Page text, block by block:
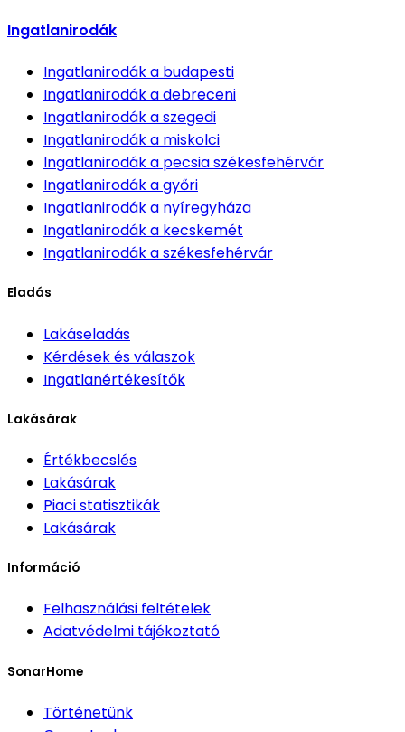
Ingatlanirodák
Ingatlanirodáka budapesti
Ingatlanirodáka debreceni
Ingatlanirodáka szegedi
Ingatlanirodáka miskolci
Ingatlanirodáka pecsia székesfehérvár
Ingatlanirodáka győri
Ingatlanirodáka nyíregyháza
Ingatlanirodáka kecskemét
Ingatlanirodáka székesfehérvár
Eladás
Lakáseladás
Kérdések és válaszok
Ingatlanértékesítők
Lakásárak
Értékbecslés
Lakásárak
Piaci statisztikák
Lakásárak
Információ
Felhasználási feltételek
Adatvédelmi tájékoztató
SonarHome
Történetünk